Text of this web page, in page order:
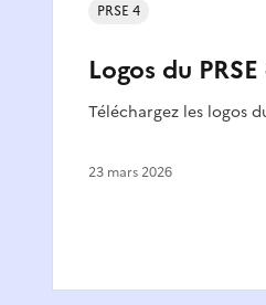
Logos du
Téléchargez les logos
PRSE 4
23 mars 2026